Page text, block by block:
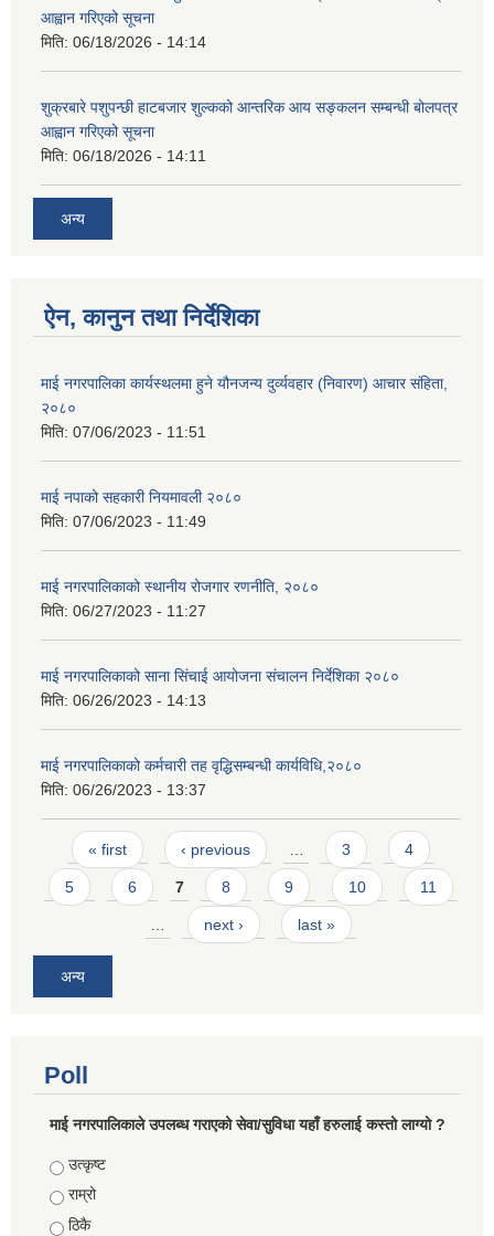
आह्वान गरिएको सूचना
मिति: 06/18/2026 - 14:14
शुक्रबारे पशुपन्छी हाटबजार शुल्कको आन्तरिक आय सङ्कलन सम्बन्धी बोलपत्र
आह्वान गरिएको सूचना
मिति: 06/18/2026 - 14:11
अन्य
ऐन, कानुन तथा निर्देशिका
माई नगरपालिका कार्यस्थलमा हुने यौनजन्य दुर्व्यवहार (निवारण) आचार संहिता,
२०८०
मिति: 07/06/2023 - 11:51
माई नपाको सहकारी नियमावली २०८०
मिति: 07/06/2023 - 11:49
माई नगरपालिकाको स्थानीय रोजगार रणनीति, २०८०
मिति: 06/27/2023 - 11:27
माई नगरपालिकाको साना सिंचाई आयोजना संचालन निर्देशिका २०८०
मिति: 06/26/2023 - 14:13
माई नगरपालिकाको कर्मचारी तह वृद्धिसम्बन्धी कार्यविधि,२०८०
मिति: 06/26/2023 - 13:37
Pages
« first ‹ previous … 3 4
5 6 7 8 9 10 11
… next › last »
अन्य
Poll
माई नगरपालिकाले उपलब्ध गराएको सेवा/सुविधा यहाँ हरुलाई कस्तो लाग्यो ?
Choices
उत्कृष्ट
राम्रो
ठिकै